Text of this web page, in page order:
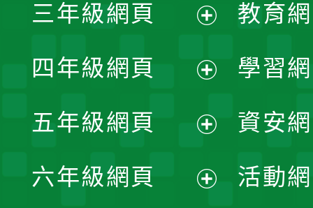
選
單
開
選
單
三年級網頁
開
選
單
四年級網頁
開
選
五年級網頁
開
六年級網頁
教育
學習
資安
活動